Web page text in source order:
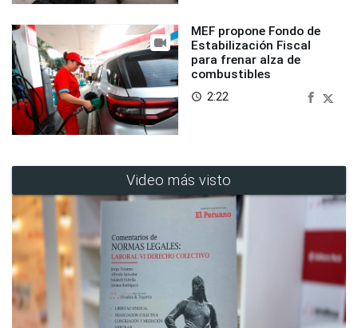
MEF propone Fondo de
Estabilización Fiscal
para frenar alza de
combustibles
access_time 2:22
Video más visto